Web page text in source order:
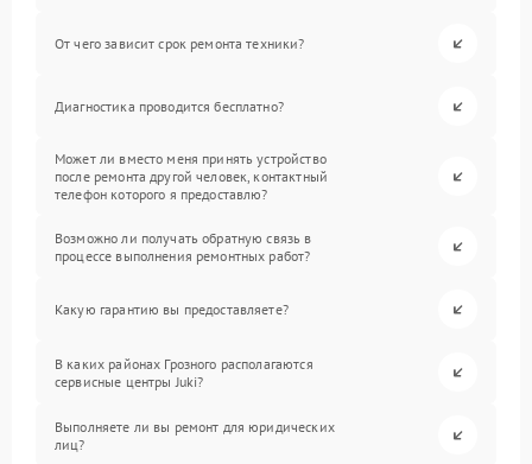
От чего зависит срок ремонта техники?
Диагностика проводится бесплатно?
Может ли вместо меня принять устройство
после ремонта другой человек, контактный
телефон которого я предоставлю?
Возможно ли получать обратную связь в
процессе выполнения ремонтных работ?
Какую гарантию вы предоставляете?
В каких районах Грозного располагаются
сервисные центры Juki?
Выполняете ли вы ремонт для юридических
лиц?